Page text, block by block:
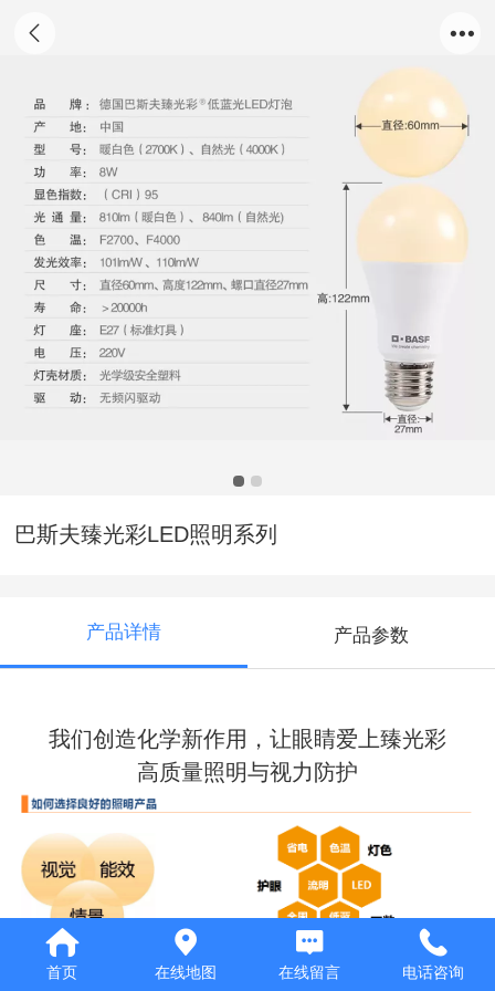
巴斯夫臻光彩LED照明系列
产品详情 产品参数
我们创造化学新作用，让眼睛爱上臻光彩
高质量照明与视力防护
首页 在线地图 在线留言 电话咨询